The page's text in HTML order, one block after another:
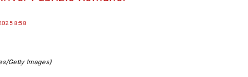
8:58
Getty Images)